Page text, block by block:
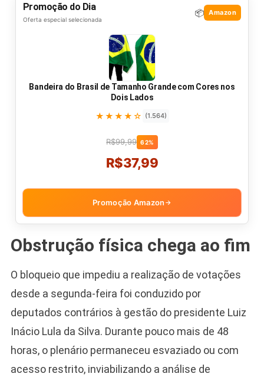
Promoção do Dia
Oferta especial selecionada
📦 Amazon
Bandeira do Brasil de Tamanho Grande com Cores nos
Dois Lados
★★★★☆ (1.564)
R$99,99 62%
R$37,99
Promoção Amazon →
Obstrução física chega ao fim
O bloqueio que impediu a realização de votações
desde a segunda-feira foi conduzido por
deputados contrários à gestão do presidente Luiz
Inácio Lula da Silva. Durante pouco mais de 48
horas, o plenário permaneceu esvaziado ou com
acesso restrito, inviabilizando a análise de